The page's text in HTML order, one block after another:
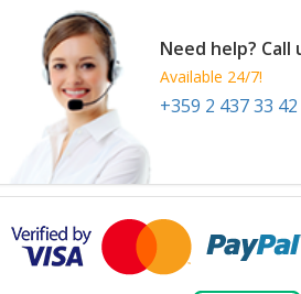
Need help? Call
Available 24/7!
+359 2 437 33 42